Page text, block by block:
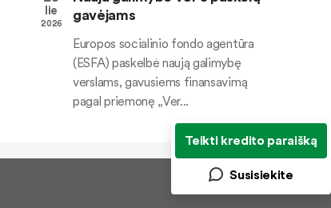
lie
2026
gavėjams
Europos socialinio fondo agentūra
(ESFA) paskelbė naują galimybę
verslams, gavusiems finansavimą
pagal priemonę „Ver...
Teikti kredito paraišką
Susisiekite